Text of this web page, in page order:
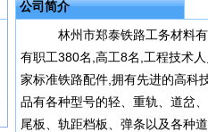
公司简介
林州市郑泰铁路工务材料
有职工380名,高工8名,工程技术
家标准铁路配件,拥有先进的高科
品有各种型号的轻、重轨、道岔
尾板、轨距档板、弹条以及各种